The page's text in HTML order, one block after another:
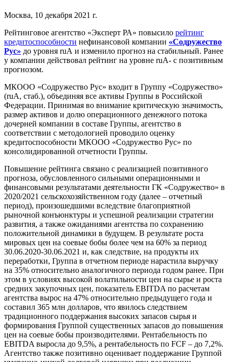
Москва, 10 декабря 2021 г.
Рейтинговое агентство «Эксперт РА» повысило рейтинг
кредитоспособности нефинансовой компании «Содружество
Рус» до уровня ruА и изменило прогноз на стабильный. Ранее
у компании действовал рейтинг на уровне ruA- с позитивным
прогнозом.
МКООО «Содружество Рус» входит в Группу «Содружество»
(ruA, стаб.), объединяя все активы Группы в Российской
Федерации. Принимая во внимание критическую значимость,
размер активов и долю операционного денежного потока
дочерней компании в составе Группы, агентство в
соответствии с методологией проводило оценку
кредитоспособности МКООО «Содружество Рус» по
консолидированной отчетности Группы.
Повышение рейтинга связано с реализацией позитивного
прогноза, обусловленного сильными операционными и
финансовыми результатами деятельности ГК «Содружество» в
2020/2021 сельскохозяйственном году (далее – отчетный
период), произошедшими вследствие благоприятной
рыночной конъюнктуры и успешной реализации стратегии
развития, а также ожиданиями агентства по сохранению
положительной динамики в будущем. В результате роста
мировых цен на соевые бобы более чем на 60% за период
30.06.2020-30.06.2021 и, как следствие, на продукты их
переработки, Группа в отчетном периоде нарастила выручку
на 35% относительно аналогичного периода годом ранее. При
этом в условиях высокой волатильности цен на сырье и роста
средних закупочных цен, показатель EBITDA по расчетам
агентства вырос на 47% относительно предыдущего года и
составил 365 млн долларов, что явилось следствием
традиционного поддержания высоких запасов сырья и
формирования Группой существенных запасов до повышения
цен на соевые бобы производителями. Рентабельность по
EBITDA выросла до 9,5%, а рентабельность по FCF – до 7,2%.
Агентство также позитивно оценивает поддержание Группой